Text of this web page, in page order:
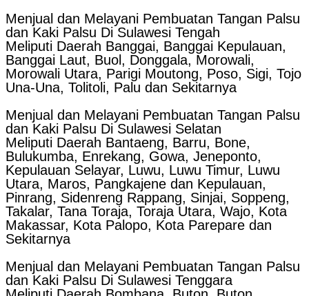
Menjual dan Melayani Pembuatan Tangan Palsu
dan Kaki Palsu Di Sulawesi Tengah
Meliputi Daerah Banggai, Banggai Kepulauan,
Banggai Laut, Buol, Donggala, Morowali,
Morowali Utara, Parigi Moutong, Poso, Sigi, Tojo
Una-Una, Tolitoli, Palu dan Sekitarnya
Menjual dan Melayani Pembuatan Tangan Palsu
dan Kaki Palsu Di Sulawesi Selatan
Meliputi Daerah Bantaeng, Barru, Bone,
Bulukumba, Enrekang, Gowa, Jeneponto,
Kepulauan Selayar, Luwu, Luwu Timur, Luwu
Utara, Maros, Pangkajene dan Kepulauan,
Pinrang, Sidenreng Rappang, Sinjai, Soppeng,
Takalar, Tana Toraja, Toraja Utara, Wajo, Kota
Makassar, Kota Palopo, Kota Parepare dan
Sekitarnya
Menjual dan Melayani Pembuatan Tangan Palsu
dan Kaki Palsu Di Sulawesi Tenggara